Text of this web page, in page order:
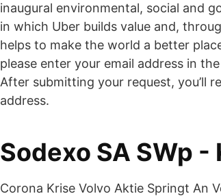
inaugural environmental, social and
in which Uber builds value and,
helps to make the world a better
please enter your email address in
After submitting your request, you’ll
address.
Sodexo SA SWp
Corona Krise Volvo Aktie Springt An